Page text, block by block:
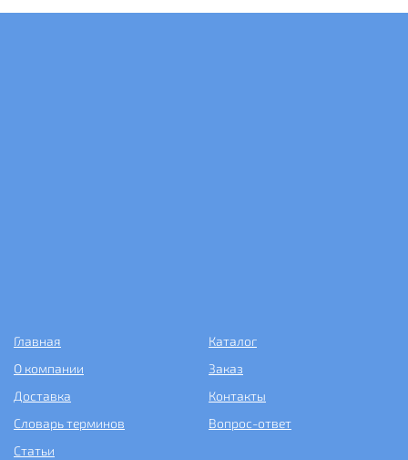
Главная
Каталог
О компании
Заказ
Доставка
Контакты
Словарь терминов
Вопрос-ответ
Статьи